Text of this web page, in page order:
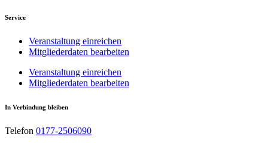
Service
Veranstaltung einreichen
Mitgliederdaten bearbeiten
Veranstaltung einreichen
Mitgliederdaten bearbeiten
In Verbindung bleiben
Telefon 0177-2506090